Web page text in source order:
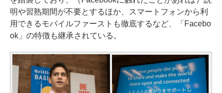
明や習熟期間が不要とするほか、スマートフォンから利
用できるモバイルファーストも徹底するなど、「Facebo
ok」の特徴も継承されている。